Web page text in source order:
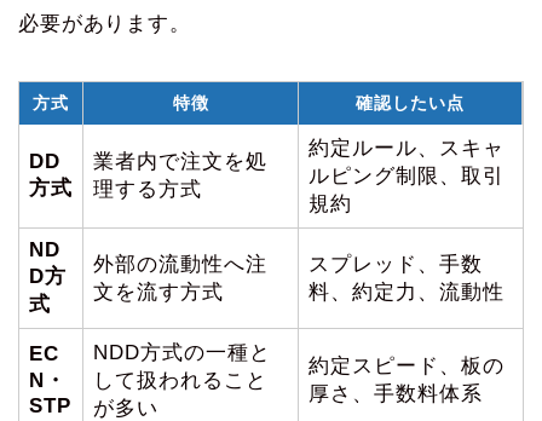
必要があります。
方式 特徴 確認したい点
DD
方式
業者内で注文を処
理する方式
約定ルール、スキャ
ルピング制限、取引
規約
ND
D方
式
外部の流動性へ注
文を流す方式
スプレッド、手数
料、約定力、流動性
EC
N・
STP
NDD方式の一種と
して扱われること
が多い
約定スピード、板の
厚さ、手数料体系